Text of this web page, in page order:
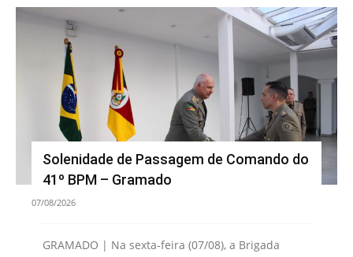
Solenidade de Passagem de Comando do
41º BPM – Gramado
07/08/2026
GRAMADO | Na sexta-feira (07/08), a Brigada